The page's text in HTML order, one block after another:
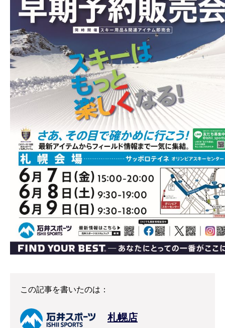
この記事を書いたのは：
札幌店